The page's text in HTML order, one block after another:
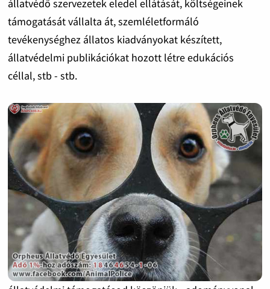
állatvédő szervezetek eledel ellátását, költségeinek
támogatását vállalta át, szemléletformáló
tevékenységhez állatos kiadványokat készített,
állatvédelmi publikációkat hozott létre edukációs
céllal, stb - stb.